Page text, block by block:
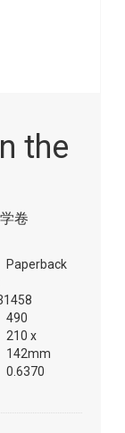
the
卷
Paperback
490
210 x
142mm
0.6370